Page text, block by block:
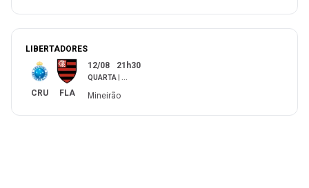
LIBERTADORES
CRU FLA
12/08 21h30
QUARTA
Mineirão